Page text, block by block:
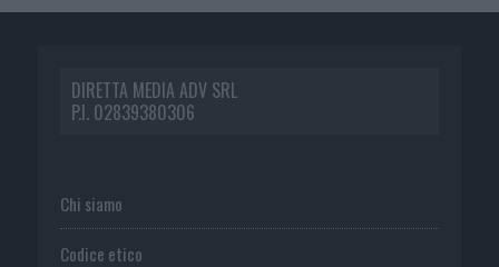
DIRETTA MEDIA ADV SRL
P.I. 02839380306
Chi siamo
Codice etico